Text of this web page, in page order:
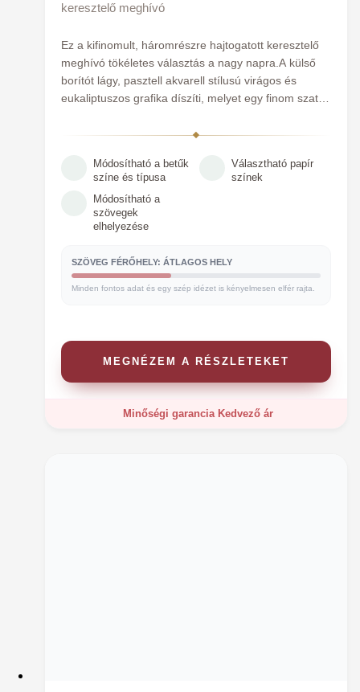
keresztelő meghívó
Ez a kifinomult, háromrészre hajtogatott keresztelő
meghívó tökéletes választás a nagy napra.A külső
borítót lágy, pasztell akvarell stílusú virágos és
eukaliptuszos grafika díszíti, melyet egy finom szatén
változatban is). Kinyitva, a meghívó középső
fotója, alatta pedig a keresztelő és az azt követő
ünnepség legfontosabb adatai olvashatók.
Módosítható a betűk
színe és típusa
Választható papír
színek
Módosítható a
szövegek
elhelyezése
SZÖVEG FÉRŐHELY: ÁTLAGOS HELY
Minden fontos adat és egy szép idézet is kényelmesen elfér rajta.
MEGNÉZEM A RÉSZLETEKET
Minőségi garanciaKedvező ár